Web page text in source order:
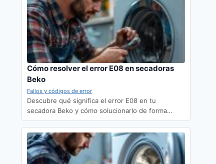
Cómo resolver el error E08 en secadoras
Beko
Fallos y códigos de error
Descubre qué significa el error E08 en tu
secadora Beko y cómo solucionarlo de forma…